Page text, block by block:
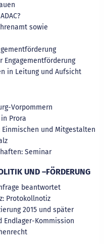
sowie
Engagementförderung
in Leitung und Aufsicht
Vorpommern
Prora
und Mitgestalten
Seminar
UND –FÖRDERUNG
beantwortet
Protokollnotiz
2015 und später
Endlager-Kommission